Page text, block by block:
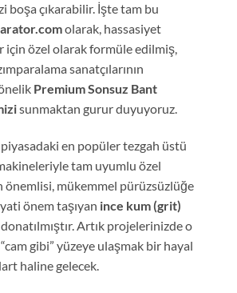
boşa çıkarabilir. İşte tam bu
olarak, hassasiyet
için özel olarak formüle edilmiş,
sanatçılarının
Premium Sonsuz Bant
sunmaktan gurur duyuyoruz.
en popüler tezgah üstü
tam uyumlu özel
önemlisi, mükemmel pürüzsüzlüğe
önem taşıyan ince kum (grit)
Artık projelerinizde o
gibi” yüzeye ulaşmak bir hayal
haline gelecek.